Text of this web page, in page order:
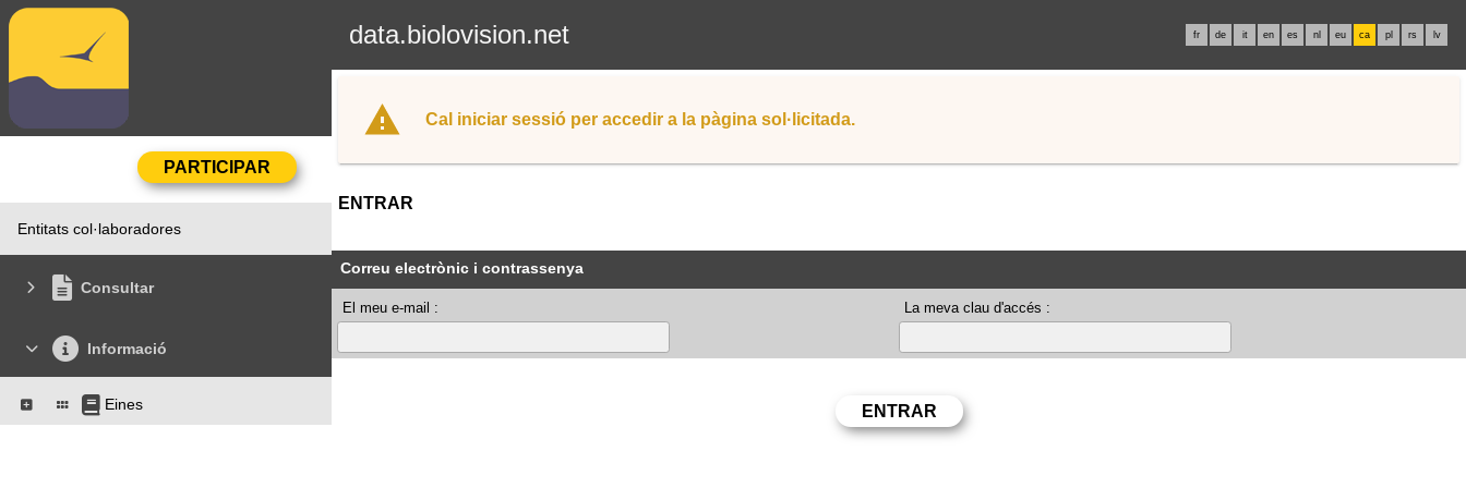
data.biolovision.net fr de it en es nl eu ca pl rs lv
Entitats col·laboradores
Consultar
Informació
Eines
Cal iniciar sessió per accedir a la pàgina sol·licitada.
ENTRAR
Correu electrònic i contrassenya
El meu e-mail : La meva clau d'accés :